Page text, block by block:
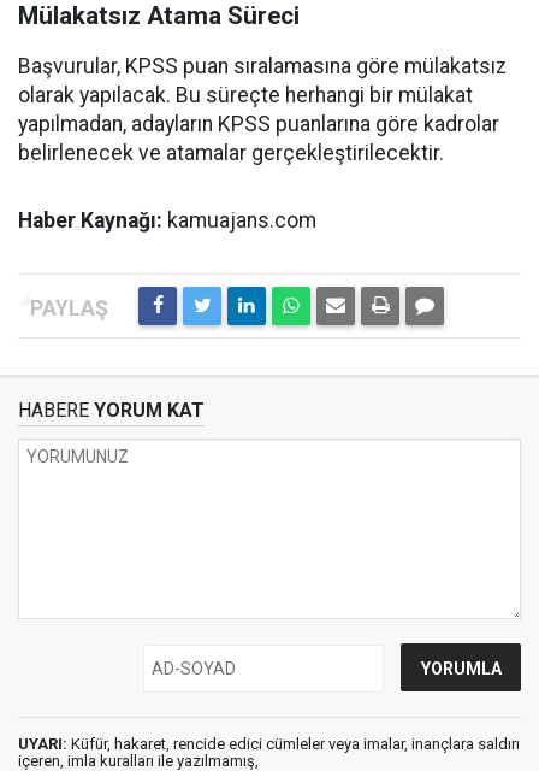
Mülakatsız Atama Süreci
Başvurular, KPSS puan sıralamasına göre mülakatsız
olarak yapılacak. Bu süreçte herhangi bir mülakat
yapılmadan, adayların KPSS puanlarına göre kadrolar
belirlenecek ve atamalar gerçekleştirilecektir.
Haber Kaynağı: kamuajans.com
HABERE YORUM KAT
UYARI: Küfür, hakaret, rencide edici cümleler veya imalar, inançlara saldırı
içeren, imla kuralları ile yazılmamış,